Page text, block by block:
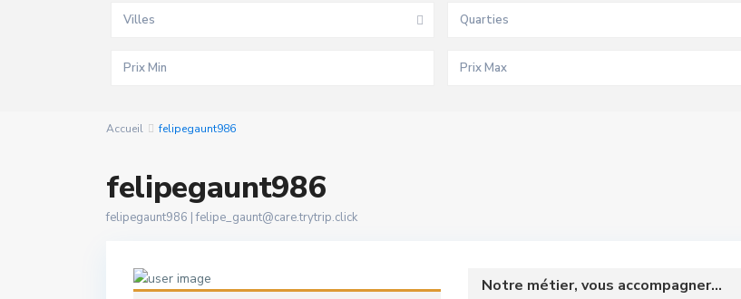
Villes Quarties
Accueil felipegaunt986
felipegaunt986
felipegaunt986 |felipe_gaunt@care.trytrip.click
Notre métier, vous accompagner...